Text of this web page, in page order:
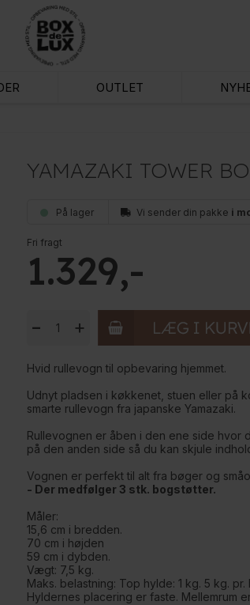
OUTLET
YAMAZAKI TOWER
På lager Vi sender din pakke i
Fri fragt
1.329
+
-
Hvid rullevogn til opbevaring hjemmet.
Udnyt pladsen i køkkenet, stuen eller på
smarte rullevogn fra japanske Yamazaki.
Rullevognen er åben i den ene side hvor
på den anden side så du kan skjule
Vognen er perfekt til alt fra bøger og
- Der medfølger 3 stk. bogstøtter.
Måler:
15,6 cm i bredden.
70 cm i højden
59 cm i dybden.
Vægt: 7,5 kg.
Maks. belastning: Top hylde: 1 kg. 5 kg. pr.
Hyldernes placering er faste. Mellemrum